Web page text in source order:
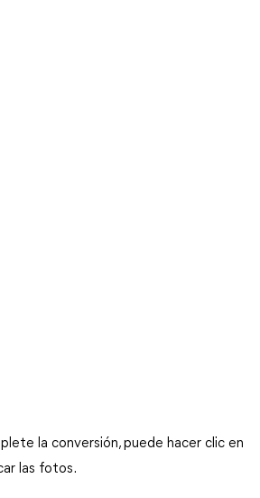
la conversión, puede hacer clic en
las fotos.